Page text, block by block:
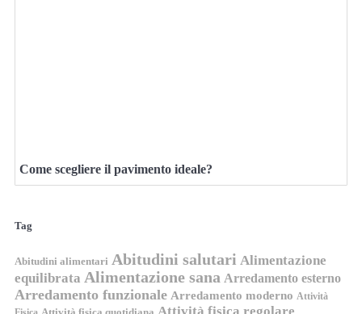
Come scegliere il pavimento ideale?
Tag
Abitudini alimentari Abitudini salutari Alimentazione
equilibrata Alimentazione sana Arredamento esterno
Arredamento funzionale Arredamento moderno Attività